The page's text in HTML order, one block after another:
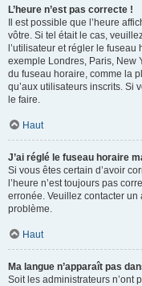
L’heure n’est pas correcte !
Il est possible que l’heure
vôtre. Si tel était le cas,
l’utilisateur et régler le
exemple Londres, Paris, New
du fuseau horaire, comme la
qu’aux utilisateurs inscrits. Si
le faire.
Haut
J’ai réglé le fuseau horaire
Si vous êtes certain d’avoir
l’heure n’est toujours pas
erronée. Veuillez contacter
problème.
Haut
Ma langue n’apparaît pas
Soit les administrateurs n’ont